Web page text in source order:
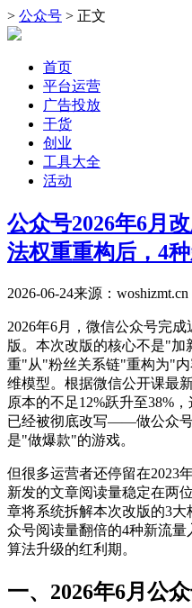
> 公众号 > 正文
首页
平台运营
广告投放
干货
创业
工具大全
活动
公众号2026年6月
法权重重构后，4
2026-06-24来源：woshizmt.cn
2026年6月，微信公众号完
版。本次改版的核心不是"
重"从"粉丝关系链"重构为"
维模型。根据微信公开课最
原本的不足12%跃升至38%
已经被彻底改写——做公众
是"做爆款"的游戏。
但很多运营者还停留在2023
新发的文章阅读量稳定在两
章将系统拆解本次改版的3
众号阅读量翻倍的4种新流
算法升级的红利期。
一、2026年6月公